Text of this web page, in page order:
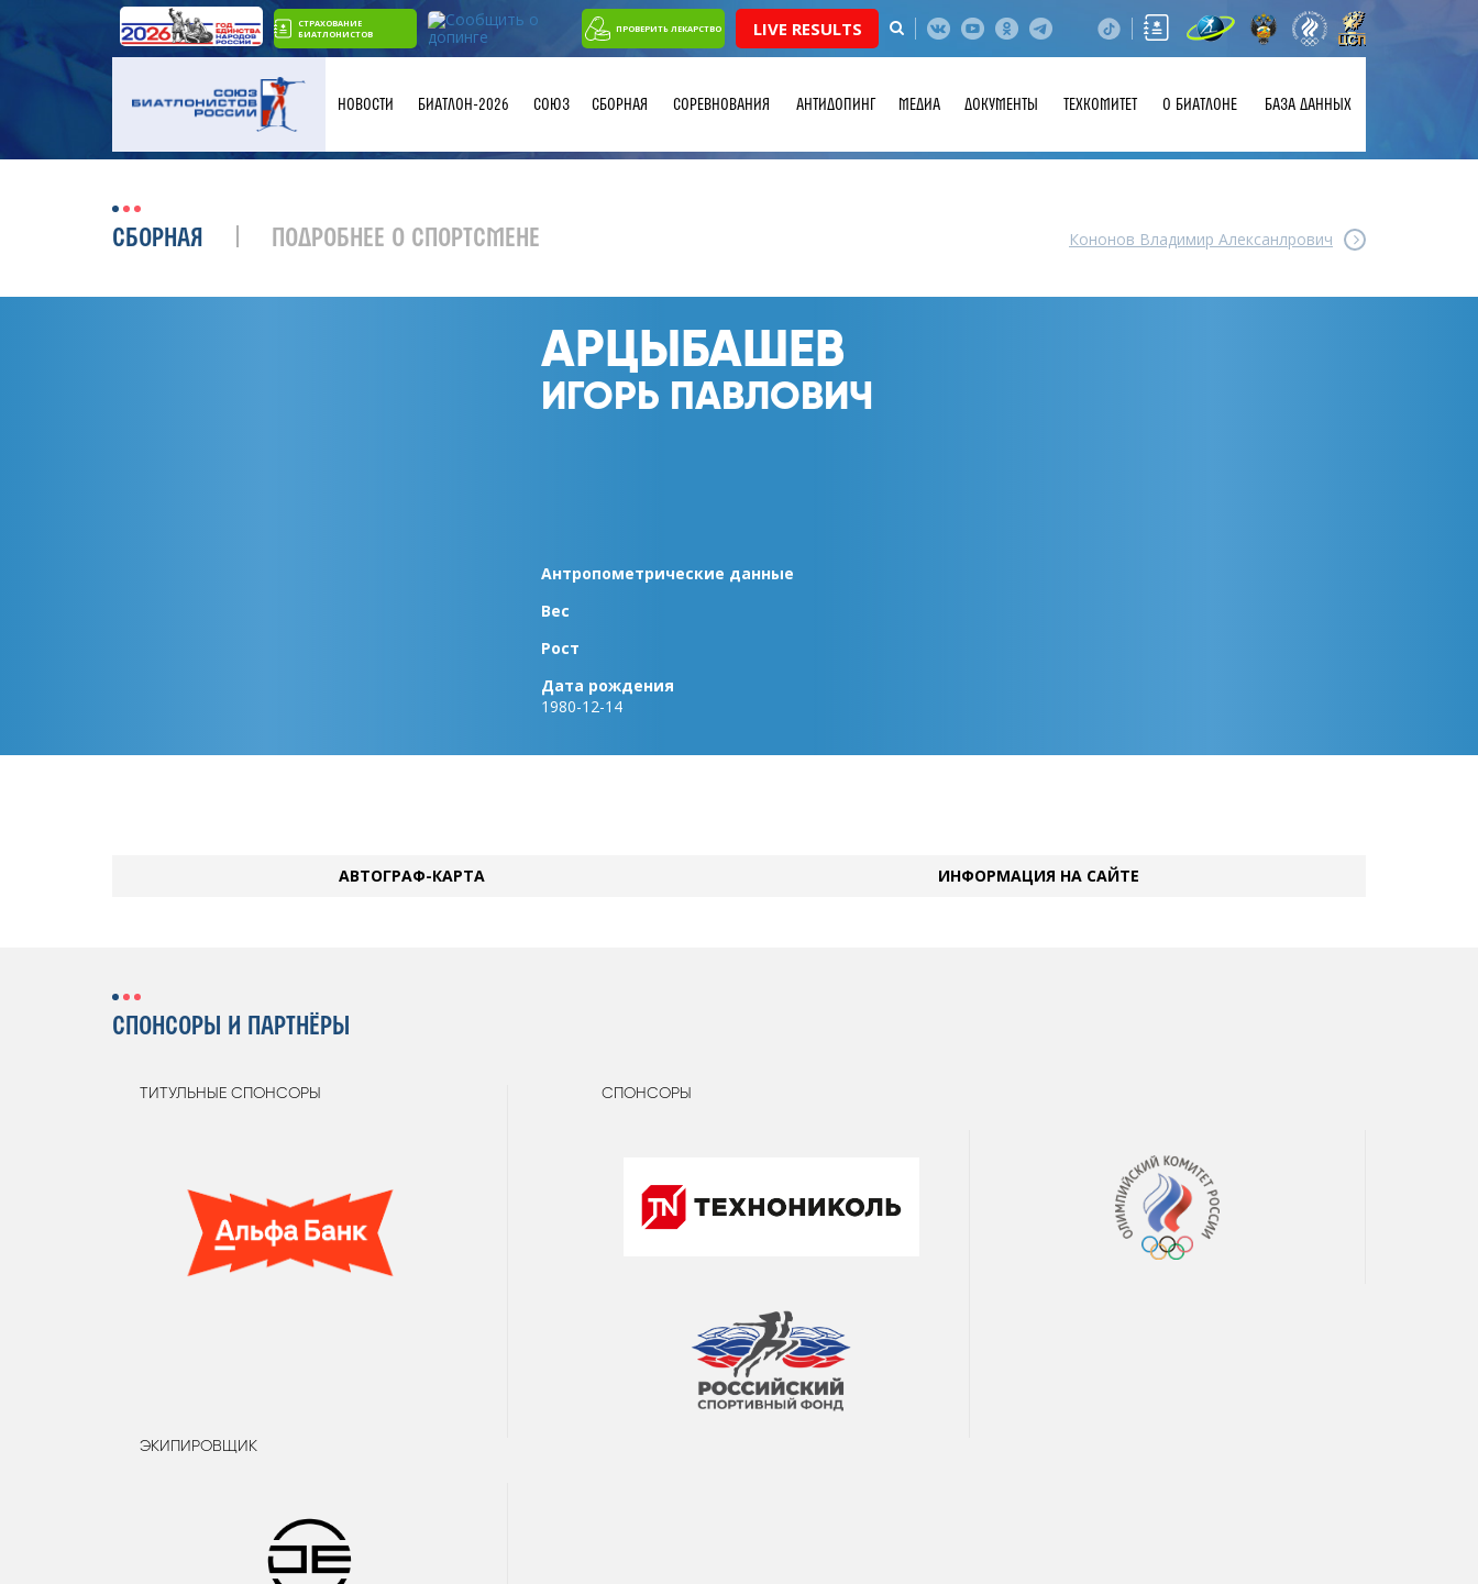
СТРАХОВАНИЕ
БИАТЛОНИСТОВ
ПРОВЕРИТЬ ЛЕКАРСТВО LIVE RESULTS
НОВОСТИ БИАТЛОН-2026 СОЮЗ СБОРНАЯ СОРЕВНОВАНИЯ АНТИДОПИНГ МЕДИА ДОКУМЕНТЫ ТЕХКОМИТЕТ О БИАТЛОНЕ БАЗА ДАННЫХ
СБОРНАЯ ПОДРОБНЕЕ О СПОРТСМЕНЕ Кононов Владимир Алексанлрович
АРЦЫБАШЕВ
ИГОРЬ ПАВЛОВИЧ
Антропометрические данные
Вес
Рост
Дата рождения
1980-12-14
АВТОГРАФ-КАРТА ИНФОРМАЦИЯ НА САЙТЕ
СПОНСОРЫ И ПАРТНЁРЫ
ТИТУЛЬНЫЕ СПОНСОРЫ СПОНСОРЫ
ЭКИПИРОВЩИК